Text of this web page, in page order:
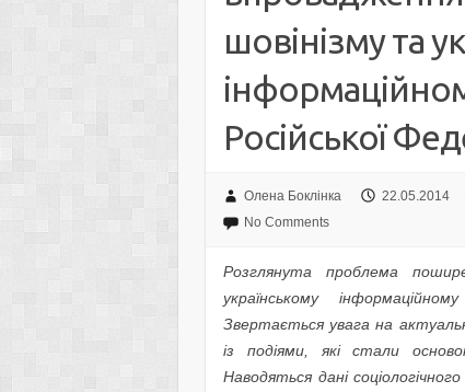
шовінізму та
Російської
Олена Боклінка 22.05.2014
No Comments
Розглянута проблема
українському
Звертається увага на
із подіями, які стали
Наводяться дані